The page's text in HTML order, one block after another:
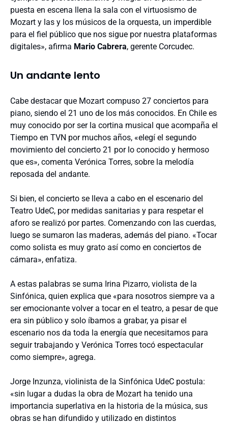
puesta en escena llena la sala con el virtuosismo de
Mozart y las y los músicos de la orquesta, un imperdible
para el fiel público que nos sigue por nuestra plataformas
digitales», afirma Mario Cabrera, gerente Corcudec.
Un andante lento
Cabe destacar que Mozart compuso 27 conciertos para
piano, siendo el 21 uno de los más conocidos. En Chile es
muy conocido por ser la cortina musical que acompaña el
Tiempo en TVN por muchos años, «elegí el segundo
movimiento del concierto 21 por lo conocido y hermoso
que es», comenta Verónica Torres, sobre la melodía
reposada del andante.
Si bien, el concierto se lleva a cabo en el escenario del
Teatro UdeC, por medidas sanitarias y para respetar el
aforo se realizó por partes. Comenzando con las cuerdas,
luego se sumaron las maderas, además del piano. «Tocar
como solista es muy grato así como en conciertos de
cámara», enfatiza.
A estas palabras se suma Irina Pizarro, violista de la
Sinfónica, quien explica que «para nosotros siempre va a
ser emocionante volver a tocar en el teatro, a pesar de que
era sin público y solo íbamos a grabar, ya pisar el
escenario nos da toda la energía que necesitamos para
seguir trabajando y Verónica Torres tocó espectacular
como siempre», agrega.
Jorge Inzunza, violinista de la Sinfónica UdeC postula:
«sin lugar a dudas la obra de Mozart ha tenido una
importancia superlativa en la historia de la música, sus
obras se han difundido y utilizado en distintos